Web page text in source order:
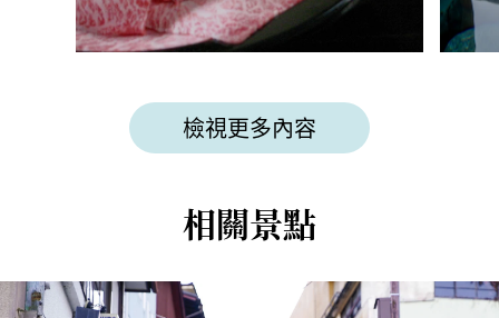
檢視更多內容
相關景點